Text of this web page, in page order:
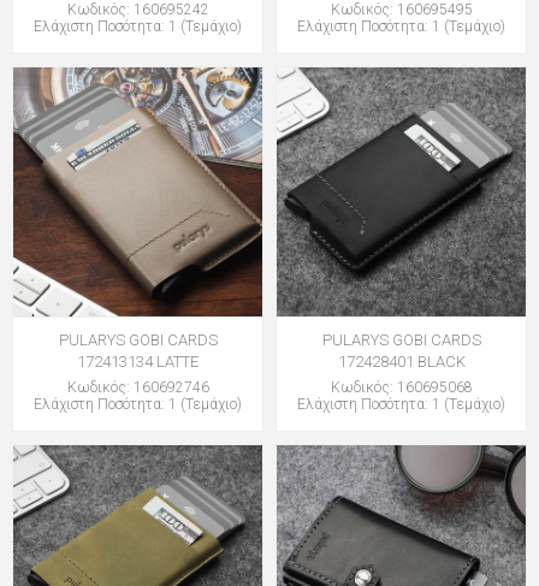
Κωδικός: 160695242
Ελάχιστη Ποσότητα: 1 (Τεμάχιο)
Κωδικός: 160695495
Ελάχιστη Ποσότητα: 1 (Τεμάχιο)
PULARYS GOBI CARDS
172413134 LATTE
Κωδικός: 160692746
Ελάχιστη Ποσότητα: 1 (Τεμάχιο)
PULARYS GOBI CARDS
172428401 BLACK
Κωδικός: 160695068
Ελάχιστη Ποσότητα: 1 (Τεμάχιο)